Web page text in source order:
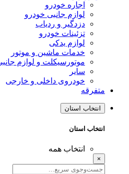
اجاره خودرو
لوازم جانبی خودرو
دزدگیر و ردیاب
تزئینات خودرو
لوازم یدکی
خدمات ماشین و موتور
موتورسیکلت و لوازم جانبی
سایر
خودروی داخلی و خارجی
متفرقه
انتخاب استان
انتخاب استان
انتخاب همه
×